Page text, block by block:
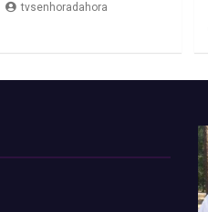
tvsenhoradahora